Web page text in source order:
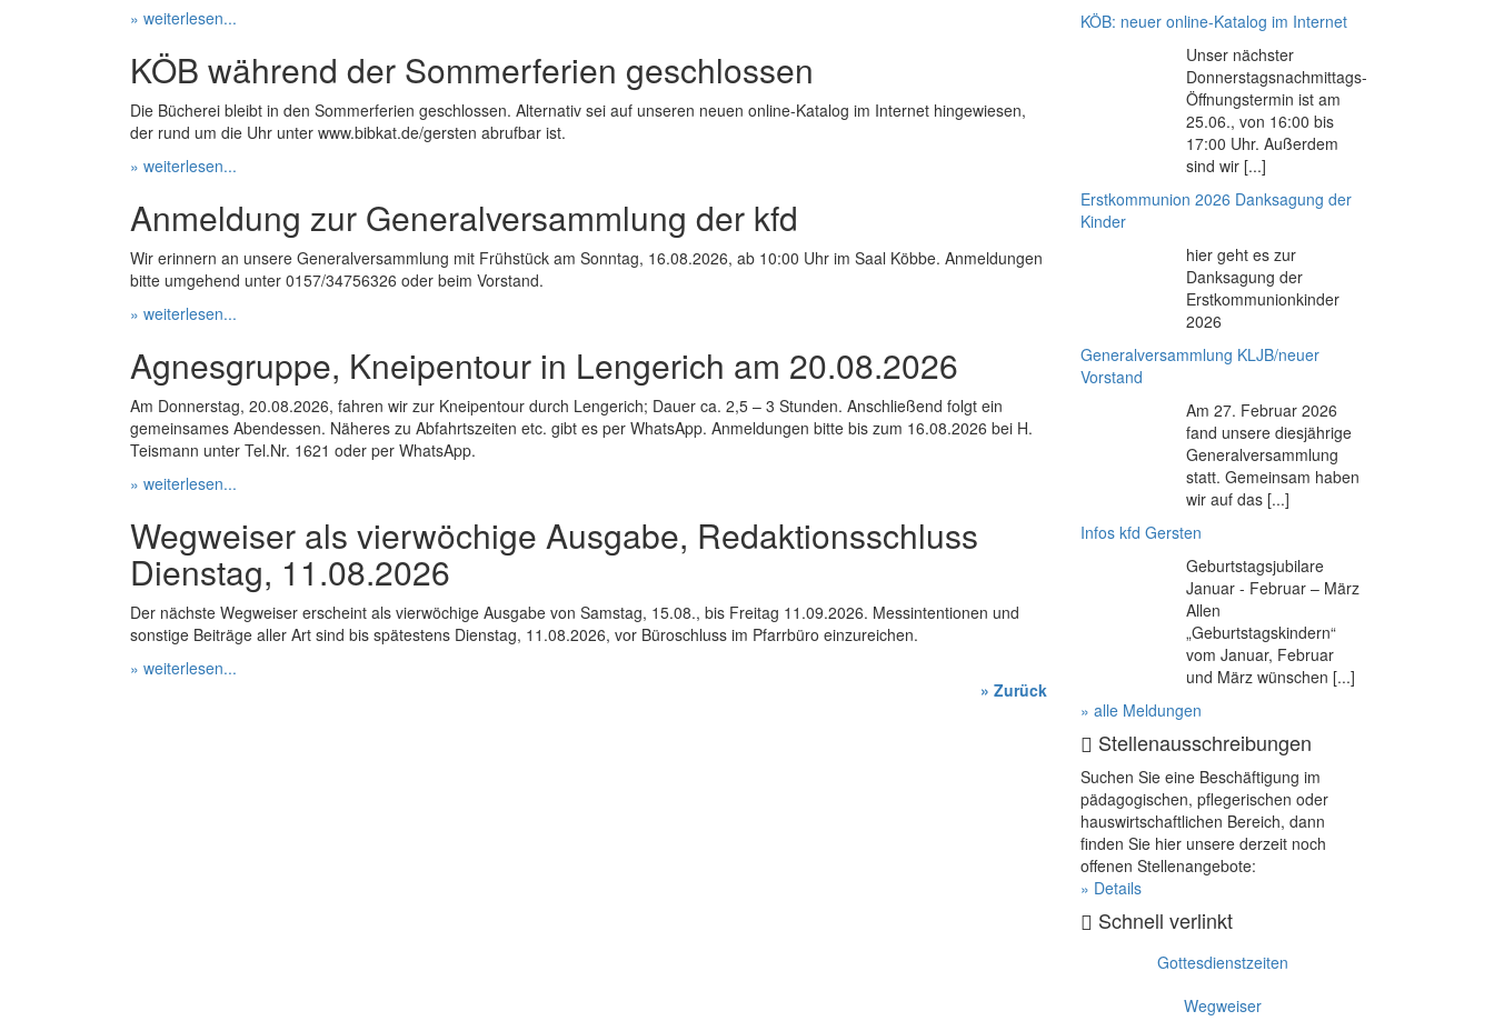
» weiterlesen...
KÖB während der Sommerferien geschlossen
Die Bücherei bleibt in den Sommerferien geschlossen. Alternativ sei auf unseren neuen online-Katalog im Internet hingewiesen,
der rund um die Uhr unter www.bibkat.de/gersten abrufbar ist.
» weiterlesen...
Anmeldung zur Generalversammlung der kfd
Wir erinnern an unsere Generalversammlung mit Frühstück am Sonntag, 16.08.2026, ab 10:00 Uhr im Saal Köbbe. Anmeldungen
bitte umgehend unter 0157/34756326 oder beim Vorstand.
» weiterlesen...
Agnesgruppe, Kneipentour in Lengerich am 20.08.2026
Am Donnerstag, 20.08.2026, fahren wir zur Kneipentour durch Lengerich; Dauer ca. 2,5 – 3 Stunden. Anschließend folgt ein
gemeinsames Abendessen. Näheres zu Abfahrtszeiten etc. gibt es per WhatsApp. Anmeldungen bitte bis zum 16.08.2026 bei H.
Teismann unter Tel.Nr. 1621 oder per WhatsApp.
» weiterlesen...
Wegweiser als vierwöchige Ausgabe, Redaktionsschluss
Dienstag, 11.08.2026
Der nächste Wegweiser erscheint als vierwöchige Ausgabe von Samstag, 15.08., bis Freitag 11.09.2026. Messintentionen und
sonstige Beiträge aller Art sind bis spätestens Dienstag, 11.08.2026, vor Büroschluss im Pfarrbüro einzureichen.
» weiterlesen...
» Zurück
KÖB: neuer online-Katalog im Internet
Unser nächster
Donnerstagsnachmittags-
Öffnungstermin ist am
25.06., von 16:00 bis
17:00 Uhr. Außerdem
sind wir [...]
Erstkommunion 2026 Danksagung der
Kinder
hier geht es zur
Danksagung der
Erstkommunionkinder
2026
Generalversammlung KLJB/neuer
Vorstand
Am 27. Februar 2026
fand unsere diesjährige
Generalversammlung
statt. Gemeinsam haben
wir auf das [...]
Infos kfd Gersten
Geburtstagsjubilare
Januar - Februar – März
Allen
„Geburtstagskindern“
vom Januar, Februar
und März wünschen [...]
» alle Meldungen
Stellenausschreibungen
Suchen Sie eine Beschäftigung im
pädagogischen, pflegerischen oder
hauswirtschaftlichen Bereich, dann
finden Sie hier unsere derzeit noch
offenen Stellenangebote:
» Details
Schnell verlinkt
Gottesdienstzeiten
Wegweiser